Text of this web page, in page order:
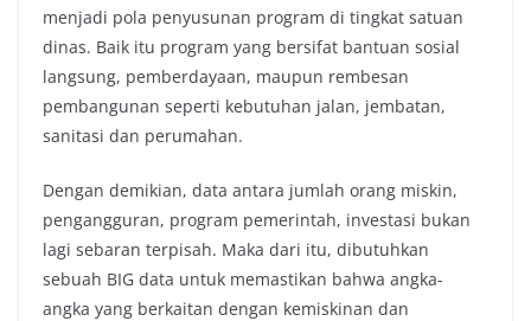
menjadi pola penyusunan program di tingkat satuan
dinas. Baik itu program yang bersifat bantuan sosial
langsung, pemberdayaan, maupun rembesan
pembangunan seperti kebutuhan jalan, jembatan,
sanitasi dan perumahan.
Dengan demikian, data antara jumlah orang miskin,
pengangguran, program pemerintah, investasi bukan
lagi sebaran terpisah. Maka dari itu, dibutuhkan
sebuah BIG data untuk memastikan bahwa angka-
angka yang berkaitan dengan kemiskinan dan